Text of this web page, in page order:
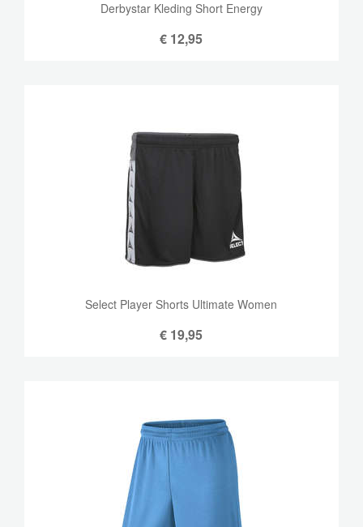
Derbystar Kleding Short Energy
€ 12,95
Select Player Shorts Ultimate Women
€ 19,95